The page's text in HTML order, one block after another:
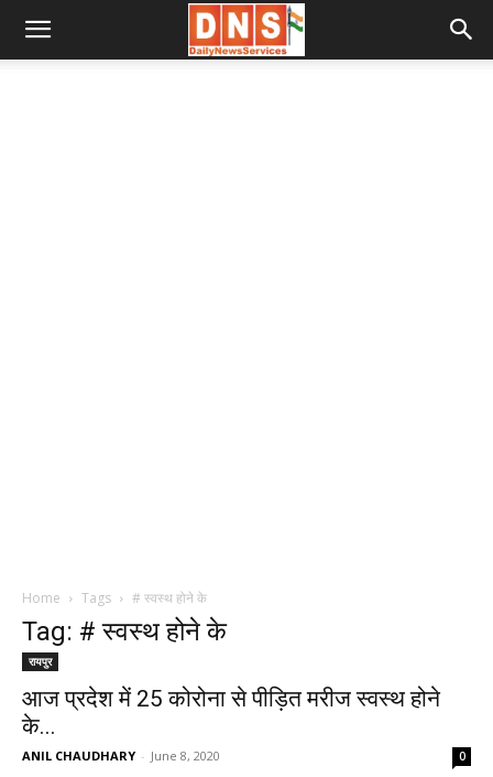
Home Tags # स्वस्थ होने के
Tag: # स्वस्थ होने के
रायपुर
आज प्रदेश में 25 कोरोना से पीड़ित मरीज स्वस्थ होने
के...
ANIL CHAUDHARY - June 8, 2020 0